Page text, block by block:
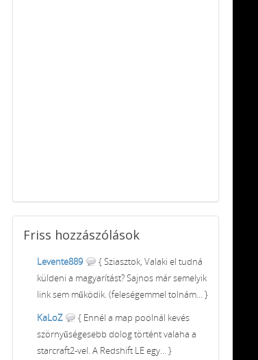
Friss hozzászólások
Levente889
{ Sziasztok, Valaki el tudná
küldeni a magyarítást? Sajnos már semelyik
link sem működik. (feleségemmel tolnám... }
KaLoZ
{ Ennél a map poolnál kevés
szörnyűségesebb dolog történt valaha a
starcraft2-vel. A Redshift LE egy... }